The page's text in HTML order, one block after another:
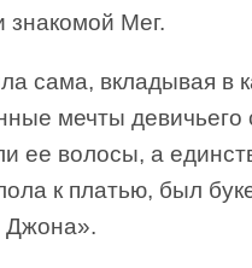
знакомой Мег.
сама, вкладывая в
мечты девичьего
ее волосы, а
к платью, был
Джона».